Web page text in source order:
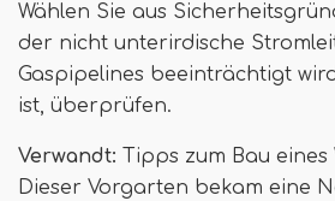
Wählen Sie aus
der nicht unterirdische
Gaspipelines beeinträchtigt
ist, überprüfen.
Verwandt: Tipps zum Bau eines
Dieser Vorgarten bekam eine